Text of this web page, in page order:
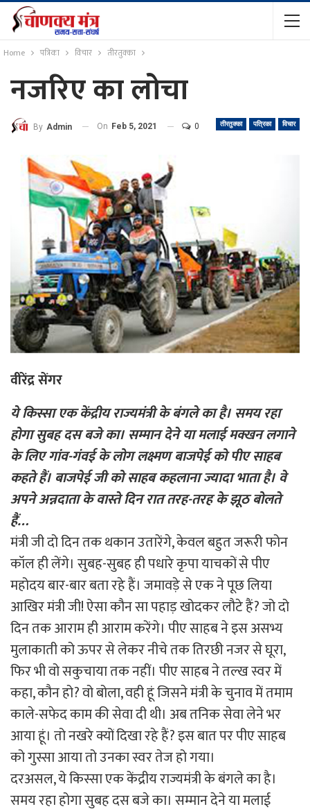
Home पत्रिका विचार तीरतुक्का
नजरिए का लोचा
तीरतुक्का पत्रिका विचार
By Admin On Feb 5, 2021 0
वीरेंद्र सेंगर
ये किस्सा एक केंद्रीय राज्यमंत्री के बंगले का है। समय रहा
होगा सुबह दस बजे का। सम्मान देने या मलाई मक्खन लगाने
के लिए गांव-गंवई के लोग लक्ष्मण बाजपेई को पीए साहब
कहते हैं। बाजपेई जी को साहब कहलाना ज्यादा भाता है। वे
अपने अन्नदाता के वास्ते दिन रात तरह-तरह के झूठ बोलते
हैं…
मंत्री जी दो दिन तक थकान उतारेंगे, केवल बहुत जरूरी फोन
कॉल ही लेंगे। सुबह-सुबह ही पधारे कृपा याचकों से पीए
महोदय बार-बार बता रहे हैं। जमावड़े से एक ने पूछ लिया
आखिर मंत्री जी! ऐसा कौन सा पहाड़ खोदकर लौटे हैं? जो दो
दिन तक आराम ही आराम करेंगे। पीए साहब ने इस असभ्य
मुलाकाती को ऊपर से लेकर नीचे तक तिरछी नजर से घूरा,
फिर भी वो सकुचाया तक नहीं। पीए साहब ने तल्ख स्वर में
कहा, कौन हो? वो बोला, वही हूं जिसने मंत्री के चुनाव में तमाम
काले-सफेद काम की सेवा दी थी। अब तनिक सेवा लेने भर
आया हूं। तो नखरे क्यों दिखा रहे हैं? इस बात पर पीए साहब
को गुस्सा आया तो उनका स्वर तेज हो गया।
दरअसल, ये किस्सा एक केंद्रीय राज्यमंत्री के बंगले का है।
समय रहा होगा सुबह दस बजे का। सम्मान देने या मलाई